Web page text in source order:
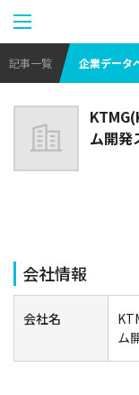
記事一覧 企業データ
ム開発
会社情報
会社名
ム